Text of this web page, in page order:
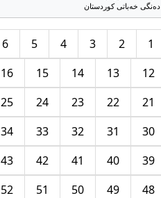
دەنگی خەباتی کوردستان
1
2
3
4
5
6
12
13
14
15
16
21
22
23
24
25
30
31
32
33
34
39
40
41
42
43
48
49
50
51
52